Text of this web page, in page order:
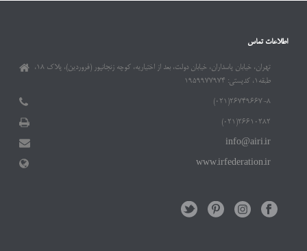
اطلاعات تماس
تهران، خیابان پاسداران، خیابان دولت، بعد از اختیاریه، کوچه زنجانپور (فروردین)، پلاک ۱۸،
طبقه۱، کدپستی: ۱۹۵۹۹۷۷۹۷۴
۲۶۷۴۹۶۶۷-۸(۰۲۱)
۲۶۶۱۰۲۸۲(۰۲۱)
info@airi.ir
www.irfederation.ir